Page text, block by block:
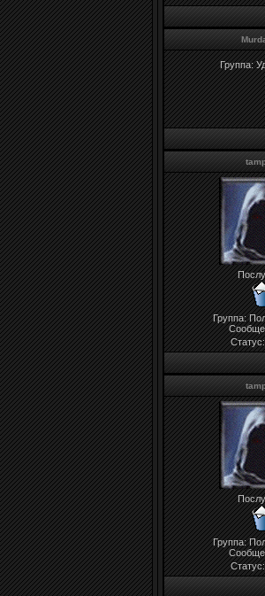
Группа:
Группа:
Группа: